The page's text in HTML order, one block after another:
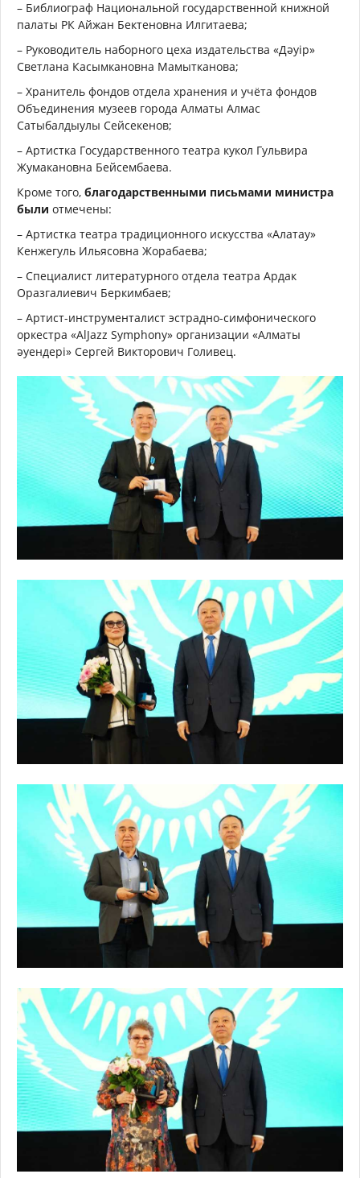
– Библиограф Национальной государственной книжной
палаты РК Айжан Бектеновна Илгитаева;
– Руководитель наборного цеха издательства «Дәуір»
Светлана Касымкановна Мамытканова;
– Хранитель фондов отдела хранения и учёта фондов
Объединения музеев города Алматы Алмас
Сатыбалдыулы Сейсекенов;
– Артистка Государственного театра кукол Гульвира
Жумакановна Бейсембаева.
Кроме того, благодарственными письмами министра
были отмечены:
– Артистка театра традиционного искусства «Алатау»
Кенжегуль Ильясовна Жорабаева;
– Специалист литературного отдела театра Ардак
Оразгалиевич Беркимбаев;
– Артист-инструменталист эстрадно-симфонического
оркестра «AlJazz Symphony» организации «Алматы
әуендері» Сергей Викторович Голивец.